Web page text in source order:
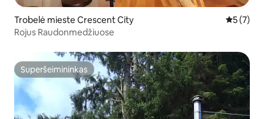
Trobelė mieste Crescent City Vidutinis
5 (7)
Rojus Raudonmedžiuose
Superšeimininkas
Superšeimininkas